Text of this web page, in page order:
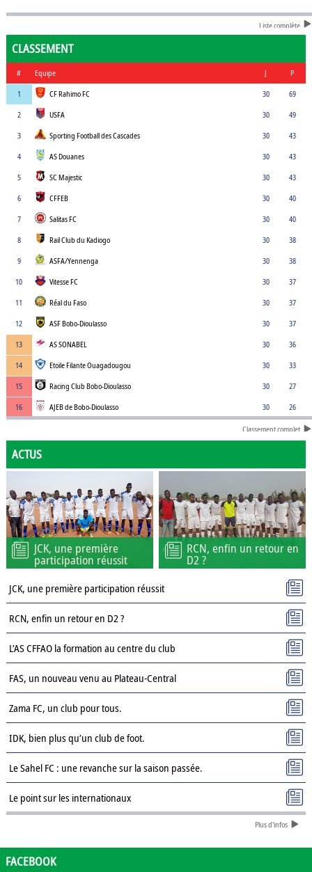
Liste complète
CLASSEMENT
# Equipe J
P
1
CF Rahimo FC 30
69
2
USFA 30
49
3
Sporting Football des Cascades 30
43
4
AS Douanes 30
43
5
SC Majestic 30
43
6
CFFEB 30
40
7
Salitas FC 30
40
8
Rail Club du Kadiogo 30
38
9
ASFA/Yennenga 30
38
10
Vitesse FC 30
37
11
Réal du Faso 30
37
12
ASF Bobo-Dioulasso 30
37
13
AS SONABEL 30
36
14
Etoile Filante Ouagadougou 30
33
15
Racing Club Bobo-Dioulasso 30
27
16
AJEB de Bobo-Dioulasso 30 26
Classement complet
ACTUS
JCK, une première
participation réussit
RCN, enfin un retour en
D2 ?
JCK, une première participation réussit
RCN, enfin un retour en D2 ?
L’AS CFFAO la formation au centre du club
FAS, un nouveau venu au Plateau-Central
Zama FC, un club pour tous.
IDK, bien plus qu’un club de foot.
Le Sahel FC : une revanche sur la saison passée.
Le point sur les internationaux
Présentation des clubs de D3 : ASPC Tenkodogo
Plus d'infos
FACEBOOK